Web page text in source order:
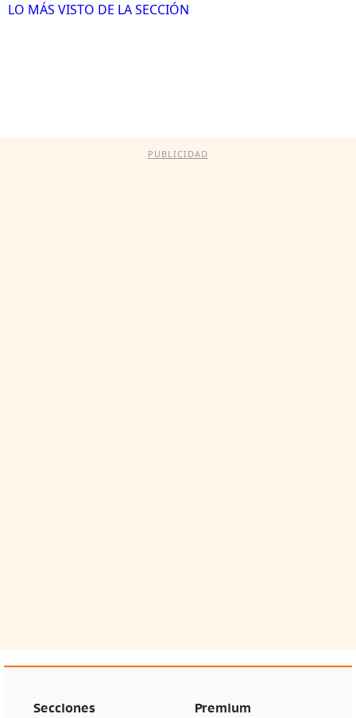
LO MÁS VISTO DE LA SECCIÓN
PUBLICIDAD
Secciones Premium